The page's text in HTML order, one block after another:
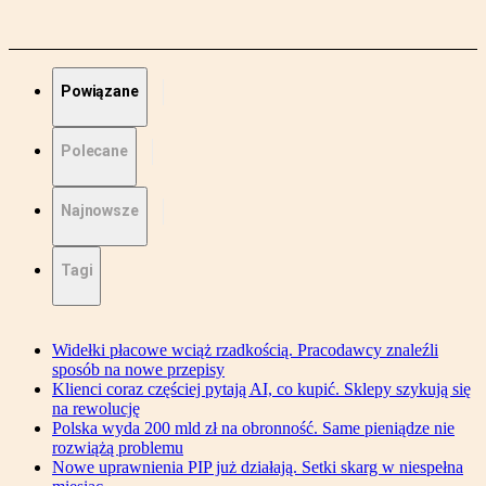
Powiązane
Polecane
Najnowsze
Tagi
Widełki płacowe wciąż rzadkością. Pracodawcy znaleźli
sposób na nowe przepisy
Klienci coraz częściej pytają AI, co kupić. Sklepy szykują się
na rewolucję
Polska wyda 200 mld zł na obronność. Same pieniądze nie
rozwiążą problemu
Nowe uprawnienia PIP już działają. Setki skarg w niespełna